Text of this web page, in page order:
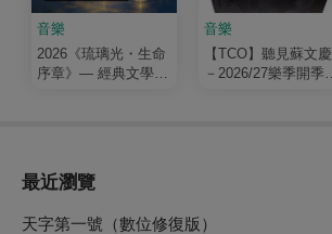
音樂
2026《琉璃光・生命
序章》— 經典文學清
音樂
【TCO】聽見蘇文慶
－2026/27樂季開季音
最近瀏覽
天字第一號（數位修復版）